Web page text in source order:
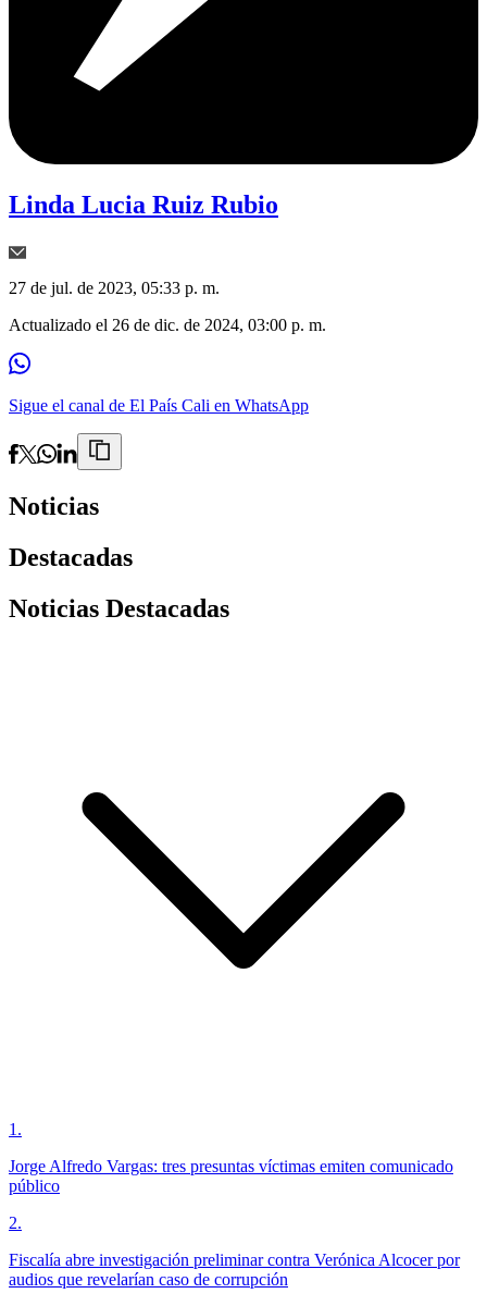
Linda Lucia Ruiz Rubio
27 de jul. de 2023, 05:33 p. m.
Actualizado el 26 de dic. de 2024, 03:00 p. m.
Sigue el canal de El País Cali en WhatsApp
Noticias
Destacadas
Noticias Destacadas
1 .
Jorge Alfredo Vargas: tres presuntas víctimas emiten comunicado
público
2.
Fiscalía abre investigación preliminar contra Verónica Alcocer por
audios que revelarían caso de corrupción